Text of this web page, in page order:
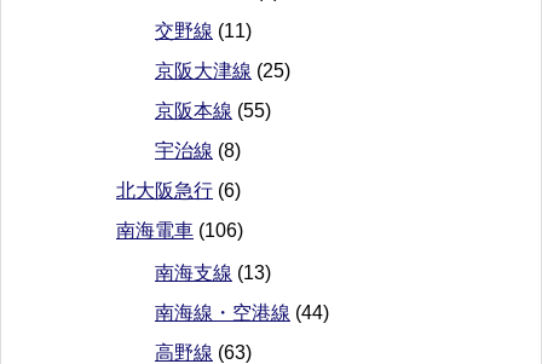
交野線 (11)
京阪大津線 (25)
京阪本線 (55)
宇治線 (8)
北大阪急行 (6)
南海電車 (106)
南海支線 (13)
南海線・空港線 (44)
高野線 (63)